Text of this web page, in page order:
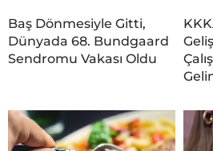
Baş Dönmesiyle Gitti,
Dünyada 68. Bundgaard
Sendromu Vakası Oldu